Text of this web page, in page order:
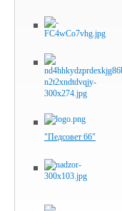
"Педсовет 66"